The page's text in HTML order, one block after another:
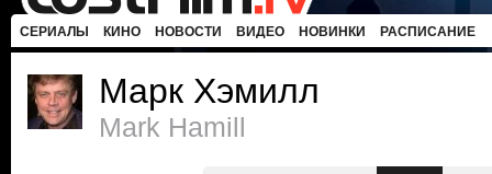
СЕРИАЛЫ КИНО НОВОСТИ ВИДЕО НОВИНКИ РАСПИСАНИЕ
Марк Хэмилл
Mark Hamill